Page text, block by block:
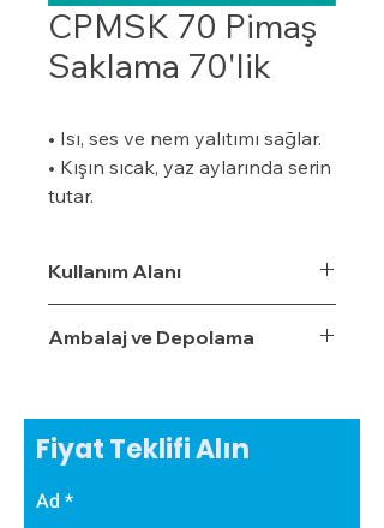
CPMSK 70 Pimaş
Saklama 70'lik
• Isı, ses ve nem yalıtımı sağlar.
• Kışın sıcak, yaz aylarında serin
tutar.
• Boyalı veya boyasız tüm
yüzeylere uygulanabilir.
• Uygulaması kolaydır.
• Ekonomiktir.
• Zamanla izolasyon özelliğini
• Darbe emici özelliğe sahiptir.
Kullanım Alanı
Ambalaj ve Depolama
Fiyat Teklifi Alın
Ad